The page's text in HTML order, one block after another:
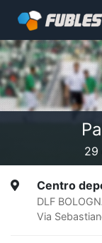
29
Centro
DLF
Via